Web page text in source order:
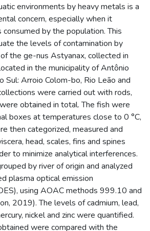
environments by heavy metals is a
concern, especially when it
by the population. This
the levels of contamination by
the ge-nus Astyanax, collected in
in the municipality of Antônio
Sul: Arroio Colom-bo, Rio Leão and
were carried out with rods,
obtained in total. The fish were
boxes at temperatures close to 0 °C,
then categorized, measured and
head, scales, fins and spines
to minimize analytical interferences.
by river of origin and analyzed
plasma optical emission
using AOAC methods 999.10 and
2019). The levels of cadmium, lead,
nickel and zinc were quantified.
were compared with the